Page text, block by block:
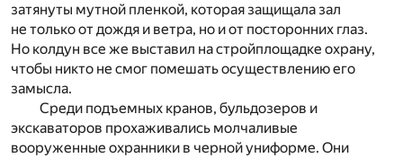
затянуты мутной пленкой, которая защищала зал
не только от дождя и ветра, но и от посторонних глаз.
Но колдун все же выставил на стройплощадке охрану,
чтобы никто не смог помешать осуществлению его
замысла.
Среди подъемных кранов, бульдозеров и
экскаваторов прохаживались молчаливые
вооруженные охранники в черной униформе. Они